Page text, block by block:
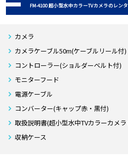
FM-4100 超小型水中カラーTVカメラのレン
カメラ
カメラケーブル50m(ケーブルリール付)
コントローラー(ショルダーベルト付)
モニターフード
電源ケーブル
コンバーター(キャップ赤・黒付)
取扱説明書(超小型水中TVカラーカメラ
収納ケース